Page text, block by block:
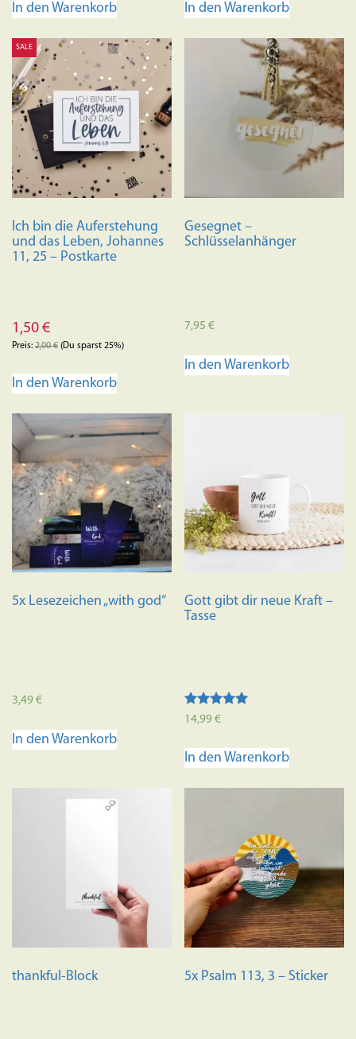
In den Warenkorb In den Warenkorb
SALE
Ich bin die Auferstehung
und das Leben, Johannes
11, 25 – Postkarte
1,50 €
Preis: 2,00€ (Du sparst 25%)
In den Warenkorb
Gesegnet –
Schlüsselanhänger
7,95€
In den Warenkorb
5x Lesezeichen „with god“
3,49€
In den Warenkorb
Gott gibt dir neue Kraft –
Tasse
Bewertet mit
5.00
14,99€
In den Warenkorb
thankful-Block 5x Psalm 113, 3 – Sticker